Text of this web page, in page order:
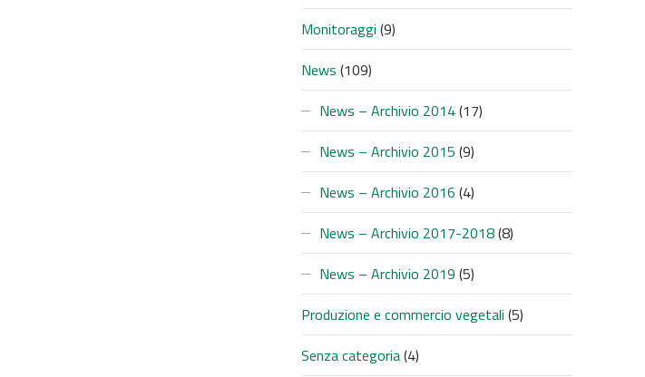
Monitoraggi (9)
News (109)
News – Archivio 2014(17)
News – Archivio 2015 (9)
News – Archivio 2016 (4)
News – Archivio 2017-2018(8)
News – Archivio 2019 (5)
Produzione e commercio vegetali (5)
Senza categoria(4)